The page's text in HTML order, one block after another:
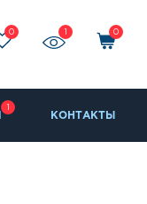
0 0
КОНТАКТЫ